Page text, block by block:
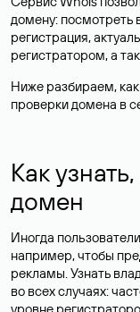
домену: посмотреть
регистрация,
регистратором, а
Ниже разбираем,
проверки домена в
Как
домен
Иногда
например, чтобы
рекламы. Узнать
во всех случаях: